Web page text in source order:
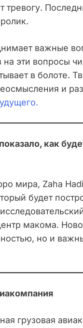
тревогу.
важные
эти вопросы
в болоте.
и
как
мира, Zaha
будет
макома.
но и
грузовая